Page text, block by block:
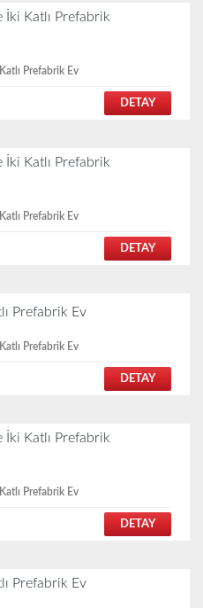
Prefabrik Ev
DETAY
Prefabrik Ev
DETAY
Prefabrik Ev
DETAY
Prefabrik Ev
DETAY